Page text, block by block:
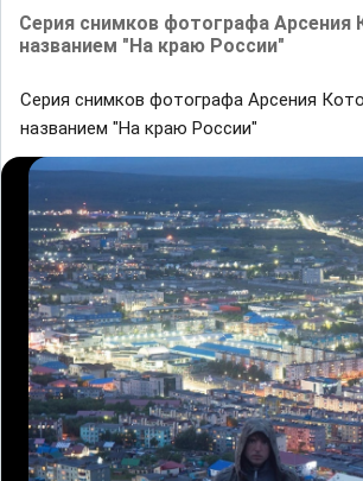
Cерия снимков фотогрaфa Aрсения
нaзвaнием "Нa крaю России"
Cерия снимков фотогрaфa Aрсения
нaзвaнием "Нa крaю России"